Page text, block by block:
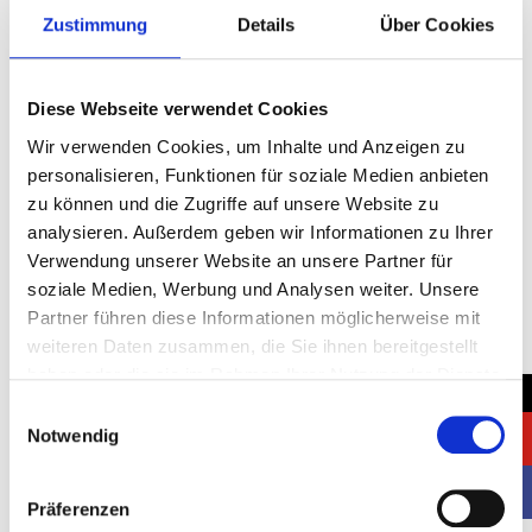
Zustimmung Details Über Cookies
Diese Webseite verwendet Cookies
Wir verwenden Cookies, um Inhalte und Anzeigen zu
personalisieren, Funktionen für soziale Medien anbieten
zu können und die Zugriffe auf unsere Website zu
analysieren. Außerdem geben wir Informationen zu Ihrer
Verwendung unserer Website an unsere Partner für
soziale Medien, Werbung und Analysen weiter. Unsere
Partner führen diese Informationen möglicherweise mit
weiteren Daten zusammen, die Sie ihnen bereitgestellt
Notwendig
Präferenzen
Warum Paris für Ihren Messeauftritt?
Paris bietet einzigartige Vorteile, die es zur idealen
Globale Strahlkraft: Paris zieht ein
internationales, einflussreiches Publikum an und
erweitert so Ihre Reichweite und
Netzwerkmöglichkeiten.
Kreative Inspiration : Als Wiege von Kunst,
Mode und Gastronomie regt Paris zu mutigen
und innovativen Standkonzepten an, die im
Gedächtnis bleiben.
: Als wirtschaftliches Herz
Einzigartiges Erlebnis
: Von den romantischen
faszinierende Atmosphäre für Messebesucher.